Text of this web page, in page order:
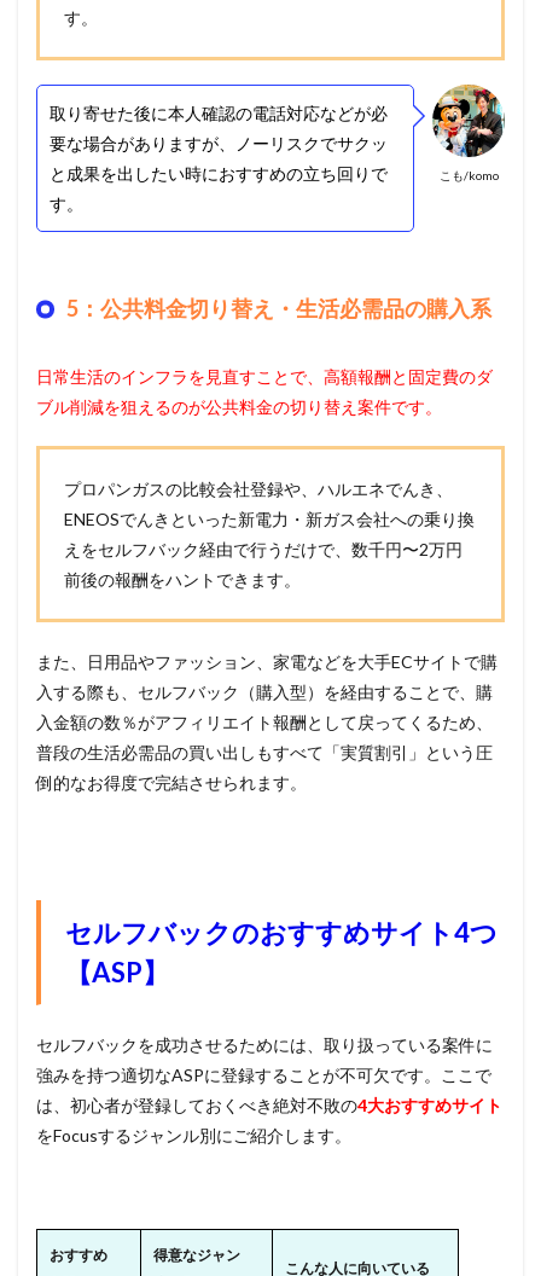
す。
こも/komo
取り寄せた後に本人確認の電話対応などが必
要な場合がありますが、ノーリスクでサクッ
と成果を出したい時におすすめの立ち回りで
す。
5：公共料金切り替え・生活必需品の購入系
日常生活のインフラを見直すことで、高額報酬と固定費のダ
ブル削減を狙えるのが公共料金の切り替え案件です。
プロパンガスの比較会社登録や、ハルエネでんき、
ENEOSでんきといった新電力・新ガス会社への乗り換
えをセルフバック経由で行うだけで、数千円〜2万円
前後の報酬をハントできます。
また、日用品やファッション、家電などを大手ECサイトで購
入する際も、セルフバック（購入型）を経由することで、購
入金額の数％がアフィリエイト報酬として戻ってくるため、
普段の生活必需品の買い出しもすべて「実質割引」という圧
倒的なお得度で完結させられます。
セルフバックのおすすめサイト4つ
【ASP】
セルフバックを成功させるためには、取り扱っている案件に
強みを持つ適切なASPに登録することが不可欠です。ここで
は、初心者が登録しておくべき絶対不敗の4大おすすめサイト
をFocusするジャンル別にご紹介します。
おすすめ
得意なジャン
こんな人に向いている